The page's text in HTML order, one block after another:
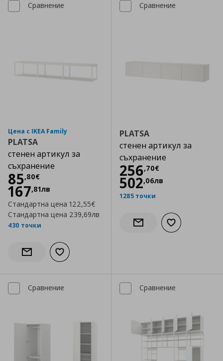
Сравнение
Цена с IKEA Family
PLATSA
стенен артикул за
съхранение
85,80€
Цена
167,81лв
Стандартна цена 122,55€
Стандартна цена 239,69лв
430 точки
Информирай ме за наличност
Добави към списъка с любими
Сравнение
PLATSA
стенен артикул за
съхранение
256,70€
Цена
502,06лв
1285 точки
Информирай ме за
Добави към
Сравнение Сравнение